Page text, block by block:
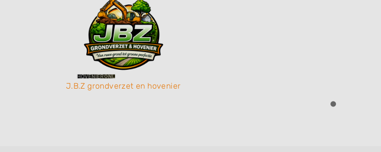
J.B.Z grondverzet en hovenier